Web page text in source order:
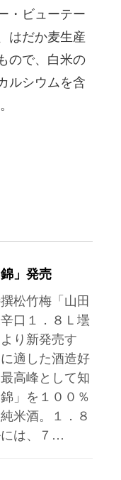
・ビューテー
はだか麦生産
ので、白米の
ルシウムを含
」発売
松竹梅「山田
口１．８Ｌ壜
り新発売す
適した酒造好
高峰として知
」を１００％
米酒。１．８
には、７…